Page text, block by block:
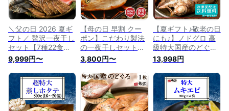
父の日 誕生日祝い
卒業 入学
い 残暑見舞い 長寿
祝い 敬老の日 お取
り寄せ 発送A
舞い 残暑見舞い 長
寿祝い 敬老の日 お
取り寄せ 発送A
＼父の日 2026 夏ギ
フト／ 贅沢一夜干し
セット【7種22食
分】国産 送料無料
のどぐろ 蓮子鯛 か
ます もちうお 金目
鯛 あじみりん 干物
焼き魚 海鮮 花以外
高級 冷凍 御祝 内祝
9,999円〜
【母の日 早割 クー
ポン】こだわり製法
の一夜干しセット
【5種7品】送料無料
防腐剤不使用 あじ
いわし丸干し かます
さばみりん 鯛カマ
冷凍 ギフト 御祝 内
祝 誕生日 プレゼン
3,800円〜
【夏ギフト♪敬老の日
にも♪】ノドグロ 高
級特大国産のどぐろ
180g×2尾 送料無料
【こだわり生感覚製
法】冷凍 ギフト 御
祝 内祝 誕生日 プレ
ゼント 一夜干し 干
物 干物セット コン
13,998円